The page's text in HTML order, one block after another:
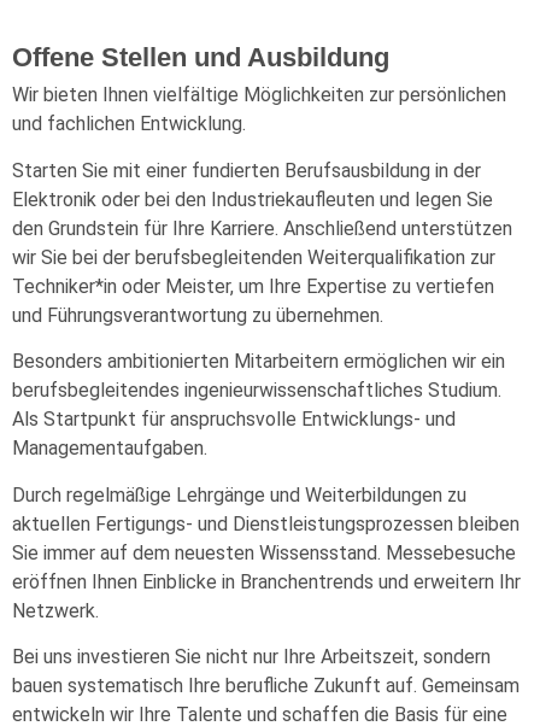
Offene Stellen und Ausbildung
Wir bieten Ihnen vielfältige Möglichkeiten zur persönlichen
und fachlichen Entwicklung.
Starten Sie mit einer fundierten Berufsausbildung in der
Elektronik oder bei den Industriekaufleuten und legen Sie
den Grundstein für Ihre Karriere. Anschließend unterstützen
wir Sie bei der berufsbegleitenden Weiterqualifikation zur
Techniker*in oder Meister, um Ihre Expertise zu vertiefen
und Führungsverantwortung zu übernehmen.
Besonders ambitionierten Mitarbeitern ermöglichen wir ein
berufsbegleitendes ingenieurwissenschaftliches Studium.
Als Startpunkt für anspruchsvolle Entwicklungs- und
Managementaufgaben.
Durch regelmäßige Lehrgänge und Weiterbildungen zu
aktuellen Fertigungs- und Dienstleistungsprozessen bleiben
Sie immer auf dem neuesten Wissensstand. Messebesuche
eröffnen Ihnen Einblicke in Branchentrends und erweitern Ihr
Netzwerk.
Bei uns investieren Sie nicht nur Ihre Arbeitszeit, sondern
bauen systematisch Ihre berufliche Zukunft auf. Gemeinsam
entwickeln wir Ihre Talente und schaffen die Basis für eine